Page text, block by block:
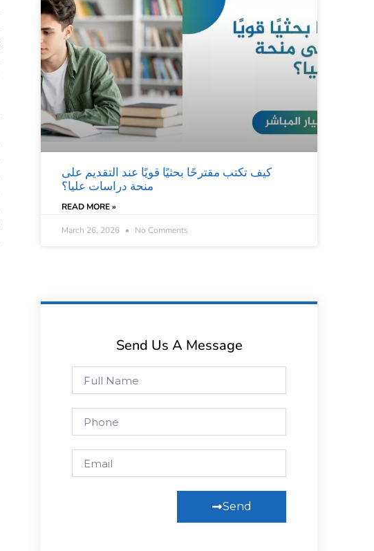
كيف تكتب مقترحًا بحثيًا قويًا عند التقديم على
منحة دراسات عليا؟
READ MORE »
March 26, 2026 No Comments
Send Us A Message
Send